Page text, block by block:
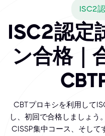
国際情報システムセキュリテ
ISC2
ISC2認定
ン合格｜
CBTプロキシを利用して
し、初回で合格しましょう
CISSP集中コース、そして